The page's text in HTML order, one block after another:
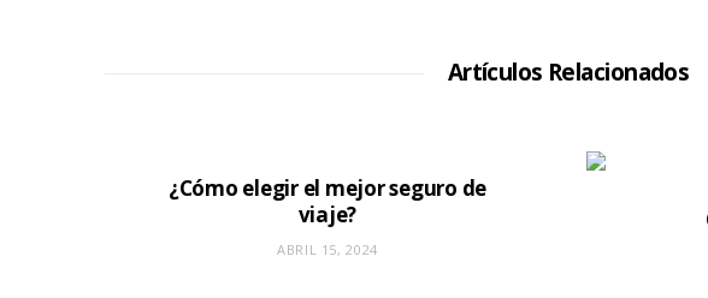
W
Artículos Relacionados
¿Cómo elegir el mejor seguro de
viaje?
ABRIL 15, 2024